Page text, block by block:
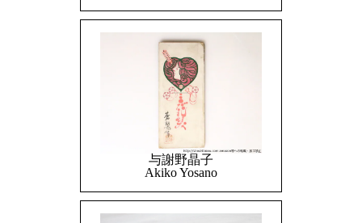
与謝野晶子
Akiko Yosano